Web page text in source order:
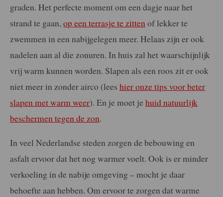
graden. Het perfecte moment om een dagje naar het
strand te gaan, op een terrasje te zitten of lekker te
zwemmen in een nabijgelegen meer. Helaas zijn er ook
nadelen aan al die zonuren. In huis zal het waarschijnlijk
vrij warm kunnen worden. Slapen als een roos zit er ook
niet meer in zonder airco (lees hier onze tips voor beter
slapen met warm weer). En je moet je huid natuurlijk
beschermen tegen de zon.
In veel Nederlandse steden zorgen de bebouwing en
asfalt ervoor dat het nog warmer voelt. Ook is er minder
verkoeling in de nabije omgeving – mocht je daar
behoefte aan hebben. Om ervoor te zorgen dat warme